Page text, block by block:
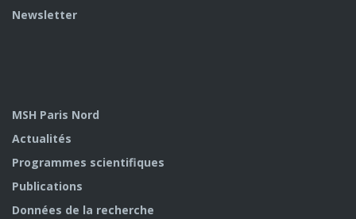
Newsletter
MSH Paris Nord
Actualités
Programmes scientifiques
Publications
Données de la recherche